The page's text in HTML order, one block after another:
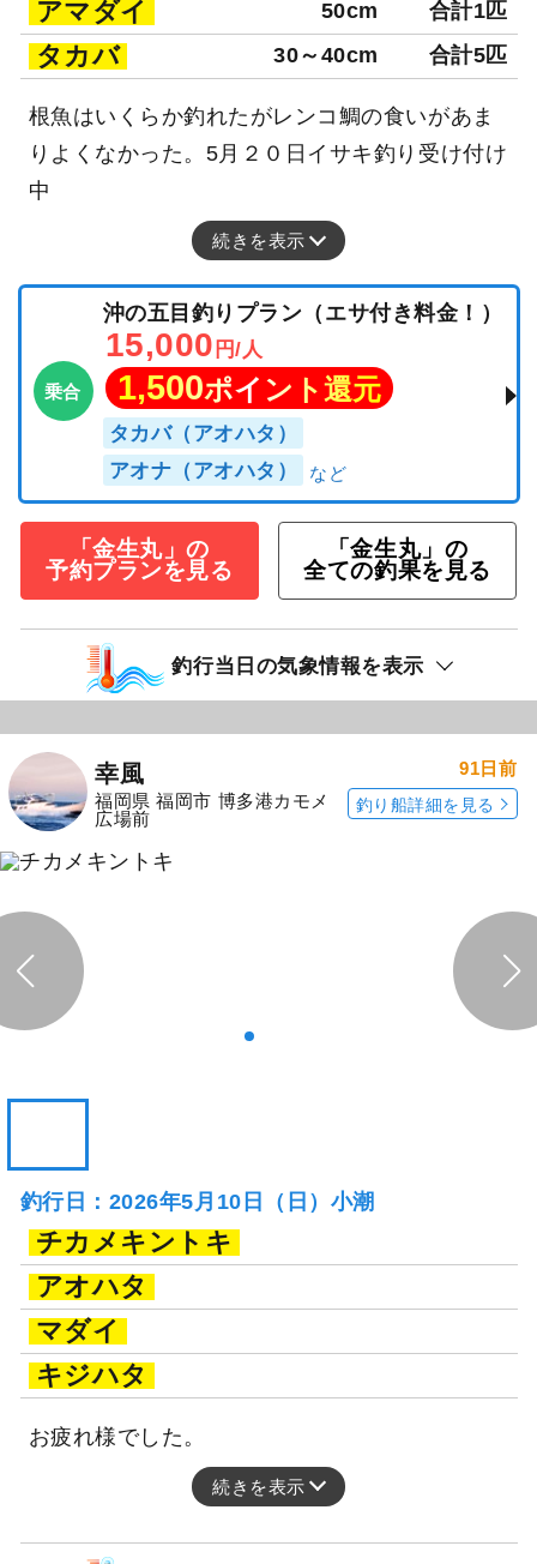
アマダイ 50cm 合計1匹
タカバ 30～40cm 合計5匹
根魚はいくらか釣れたがレンコ鯛の食いがあま
りよくなかった。5月２０日イサキ釣り受け付け
中
続きを表示
乗合
沖の五目釣りプラン（エサ付き料金！）
15,000 円/人
1,500ポイント還元
タカバ（アオハタ）
アオナ（アオハタ）
「金生丸」の
予約プランを見る
「金生丸」の
全ての釣果を見る
釣行当日の気象情報を表示
幸風
福岡県 福岡市 博多港カモメ
広場前
91日前
釣り船詳細を見る
釣行日：2026年5月10日（日）小潮
チカメキントキ
アオハタ
マダイ
キジハタ
お疲れ様でした。
続きを表示